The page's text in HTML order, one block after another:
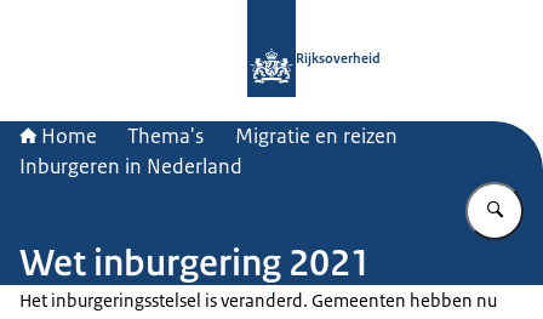
Rijksoverheid
Home Thema's
Migratie en reizen
Inburgeren in Nederland
Wet inburgering 2021
Het inburgeringsstelsel is veranderd. Gemeenten hebben nu